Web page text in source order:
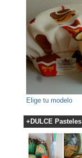
Elige tu modelo
+DULCE Pasteles